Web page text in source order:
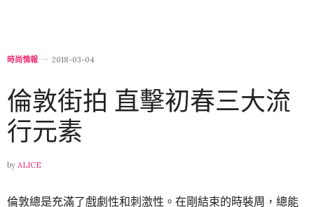
時尚情報 2018-03-04
倫敦街拍 直擊初春三大流
行元素
by ALICE
倫敦總是充滿了戲劇性和刺激性。在剛結束的時裝周，總能